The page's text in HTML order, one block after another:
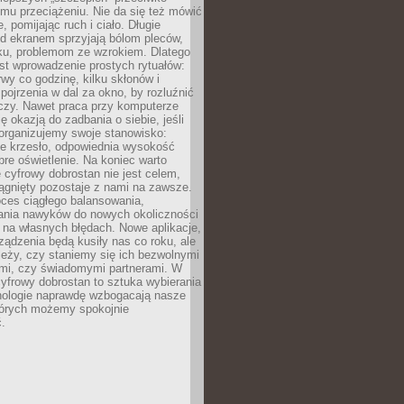
przeciążeniu. Nie da się też mówić
pomijając ruch i ciało. Długie
ekranem sprzyjają bólom pleców,
problemom ze wzrokiem. Dlatego
wprowadzenie prostych rytuałów:
co godzinę, kilku skłonów i
w dal za okno, by rozluźnić
Nawet praca przy komputerze
okazją do zadbania o siebie, jeśli
swoje stanowisko:
krzesło, odpowiednia wysokość
oświetlenie. Na koniec warto
cyfrowy dobrostan nie jest celem,
pozostaje z nami na zawsze.
ciągłego balansowania,
nawyków do nowych okoliczności
własnych błędach. Nowe aplikacje,
będą kusiły nas co roku, ale
czy staniemy się ich bezwolnymi
czy świadomymi partnerami. W
dobrostan to sztuka wybierania
naprawdę wzbogacają nasze
możemy spokojnie